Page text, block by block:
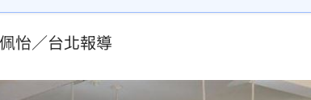
叔猝逝！網淚：一直覺得怪
快今發海警！專家曝停班停課機率 06:06
怡／台北報導